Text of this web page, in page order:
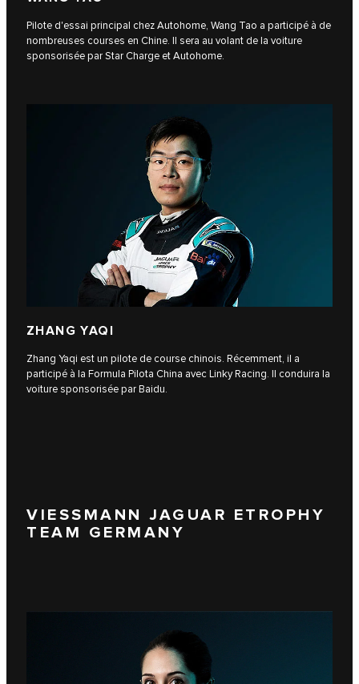
Pilote d'essai principal chez Autohome, Wang Tao a participé à de
nombreuses courses en Chine. Il sera au volant de la voiture
sponsorisée par Star Charge et Autohome.
ZHANG YAQI
Zhang Yaqi est un pilote de course chinois. Récemment, il a
participé à la Formula Pilota China avec Linky Racing. Il conduira la
voiture sponsorisée par Baidu.
VIESSMANN JAGUAR ETROPHY
TEAM GERMANY